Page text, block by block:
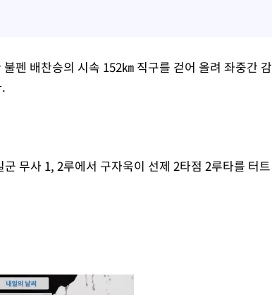
펜 배찬승의 시속 152㎞ 직구를 걷어 올려 좌중간 감
무사 1, 2루에서 구자욱이 선제 2타점 2루타를 터트